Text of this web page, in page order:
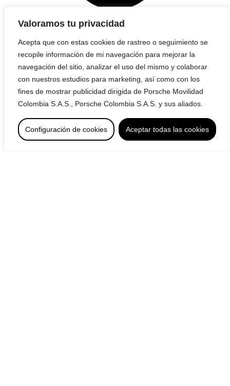
Valoramos tu privacidad
Acepta que con estas cookies de rastreo o seguimiento se
recopile información de mi navegación para mejorar la
navegación del sitio, analizar el uso del mismo y colaborar
con nuestros estudios para marketing, así como con los
fines de mostrar publicidad dirigida de Porsche Movilidad
Colombia S.A.S., Porsche Colombia S.A.S. y sus aliados.
Configuración de cookies Aceptar todas las cookies
Tarifas especiales de
posventa
Con el fin de brindar un costo de operación
competitivo, la marca brinda beneficio de descuento
en mano de obra.